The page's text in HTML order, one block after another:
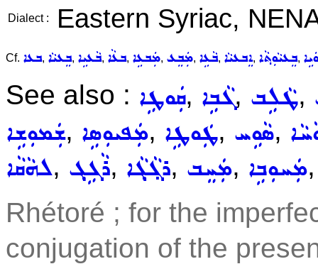
Dialect : Eastern Syriac,
Cf. ܒܥܐ, ܒܸܥܝܵܐ, ܒܵܥܝܹܐ, ܒܥܵܐ, ܡܲܒܥܹܐ, ܡܲܒܸܥ, ܒܵܥܹܐ, ܐܸܒܥܝܵܐ, ܒܸܥܝܵܘܼܬ݂ܵܐ,
See also : ܩܲܘܛܹܐ, ܓܵܒܹܐ, ܛܵܠܹܒ,
ܫܲܡܘܼܫܹܐ, ܡܲܦܝܘܼܣܹܐ, ܛܲܘܛܹܐ, ܣܵܘܹܚ,
ܠܗܵܩܵܐ, ܪܵܓܹܓ݂, ܪܓ݂ܵܓ݂ܵܐ, ܡܲܚܸܒ, ܡܲܚܘܼܒܹܐ
Rhétoré ; for the
conjugation of the